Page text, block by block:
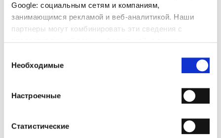
Google: социальным сетям и компаниям,
занимающимся рекламой и веб-аналитикой. Наши
партнеры могут комбинировать эти сведения с
вами их сервисов.
согласия
Необходимые
Настроечные
Статистические
МАТЕРИАЛЫ
СПОСОБЫ ОПЛАТЫ